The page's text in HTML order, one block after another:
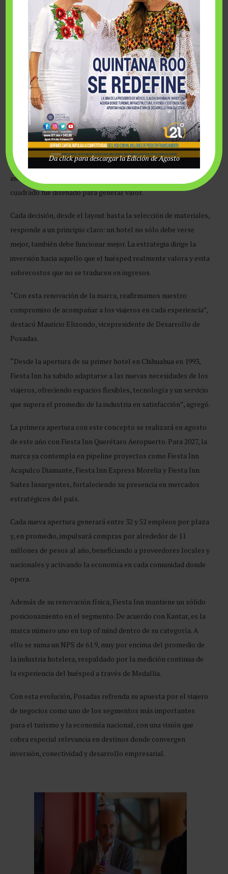
por el viajero de negocios en México, con presencia en 29
estados del país y más de 11 mil habitaciones, consolidando su
posición dentro del portafolio de Posadas.
Inversión estratégica
El nuevo concepto replantea el modelo hotelero bajo una
lógica de inversión más eficiente, operación más productiva y
retorno más sólido, sin sacrificar la experiencia que distingue a
la compañía. La nueva visión se refleja en habitaciones más
amplias, ordenadas y contemporáneas, donde cada metro
cuadrado fue diseñado para generar valor.
Cada decisión, desde el layout hasta la selección de materiales,
responde a un principio claro: un hotel no sólo debe verse
mejor, también debe funcionar mejor. La estrategia dirige la
inversión hacia aquello que el huésped realmente valora y evita
sobrecostos que no se traducen en ingresos.
“Con esta renovación de la marca, reafirmamos nuestro
compromiso de acompañar a los viajeros en cada experiencia”,
destacó Mauricio Elizondo, vicepresidente de Desarrollo de
Posadas.
“Desde la apertura de su primer hotel en Chihuahua en 1993,
Fiesta Inn ha sabido adaptarse a las nuevas necesidades de los
viajeros, ofreciendo espacios flexibles, tecnología y un servicio
que supera el promedio de la industria en satisfacción”, agregó.
La primera apertura con este concepto se realizará en agosto
de este año con Fiesta Inn Querétaro Aeropuerto. Para 2027, la
marca ya contempla en pipeline proyectos como Fiesta Inn
Acapulco Diamante, Fiesta Inn Express Morelia y Fiesta Inn
Suites Insurgentes, fortaleciendo su presencia en mercados
estratégicos del país.
Cada nueva apertura generará entre 32 y 52 empleos por plaza
y, en promedio, impulsará compras por alrededor de 11
millones de pesos al año, beneficiando a proveedores locales y
nacionales y activando la economía en cada comunidad donde
opera.
Además de su renovación física, Fiesta Inn mantiene un sólido
posicionamiento en el segmento. De acuerdo con Kantar, es la
marca número uno en top of mind dentro de su categoría. A
ello se suma un NPS de 61.9, muy por encima del promedio de
la industria hotelera, respaldado por la medición continua de
la experiencia del huésped a través de Medallia.
Con esta evolución, Posadas refrenda su apuesta por el viajero
de negocios como uno de los segmentos más importantes
para el turismo y la economía nacional, con una visión que
cobra especial relevancia en destinos donde convergen
inversión, conectividad y desarrollo empresarial.
Da click para descargar la Edición de Agosto